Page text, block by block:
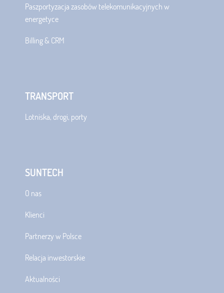
Paszportyzacja zasobów telekomunikacyjnych w
energetyce
Billing & CRM
TRANSPORT
Lotniska, drogi, porty
SUNTECH
O nas
Klienci
Partnerzy w Polsce
Relacja inwestorskie
Aktualności